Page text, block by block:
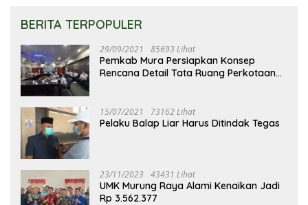
BERITA TERPOPULER
29/09/2021 85693 Lihat
Pemkab Mura Persiapkan Konsep
Rencana Detail Tata Ruang Perkotaan
15/07/2021 73162 Lihat
Pelaku Balap Liar Harus Ditindak Tegas
23/11/2023 43431 Lihat
UMK Murung Raya Alami Kenaikan Jadi
Rp 3.562.377